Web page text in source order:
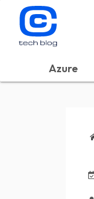
Azure